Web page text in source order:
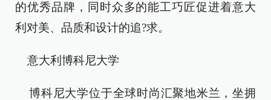
的优秀品牌，同时众多的能工巧匠促进着意大
利对美、品质和设计的追?求。
意大利博科尼大学
博科尼大学位于全球时尚汇聚地米兰，坐拥